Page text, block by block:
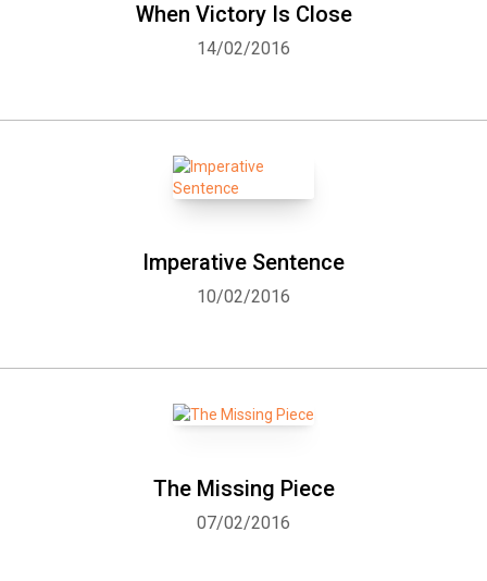
When Victory Is Close
14/02/2016
Imperative Sentence
10/02/2016
The Missing Piece
07/02/2016